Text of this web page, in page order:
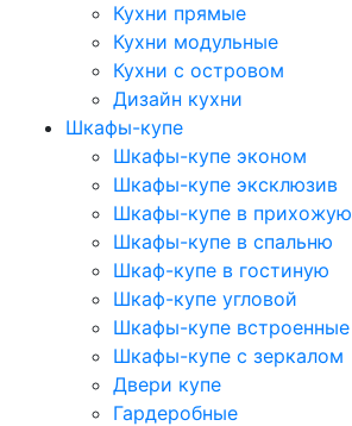
Кухни прямые
Кухни модульные
Кухни с островом
Дизайн кухни
Шкафы-купе
Шкафы-купе эконом
Шкафы-купе эксклюзив
Шкафы-купе в прихожую
Шкафы-купе в спальню
Шкаф-купе в гостиную
Шкаф-купе угловой
Шкафы-купе встроенные
Шкафы-купе с зеркалом
Двери купе
Гардеробные